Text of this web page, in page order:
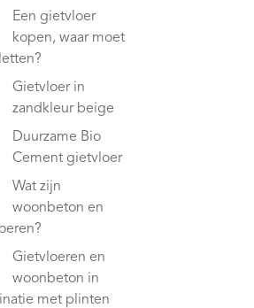
Een gietvloer
kopen, waar moet
Gietvloer in
zandkleur beige
Duurzame Bio
Cement gietvloer
Wat zijn
woonbeton en
Gietvloeren en
woonbeton in
met plinten